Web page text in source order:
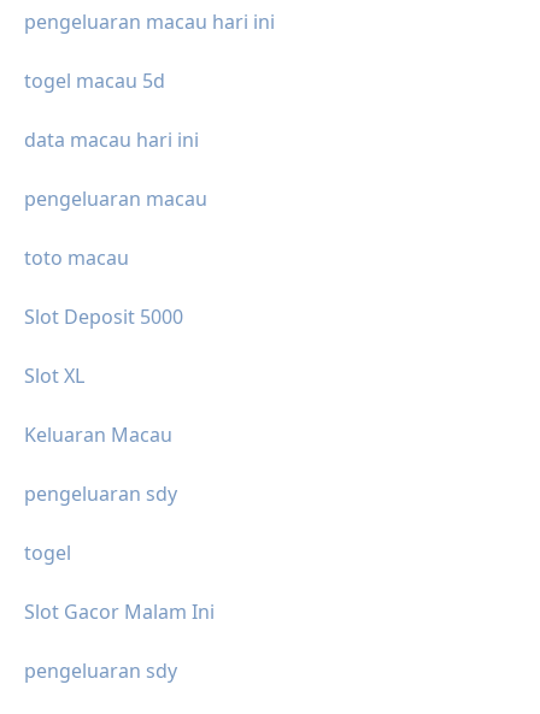
pengeluaran macau hari ini
togel macau 5d
data macau hari ini
pengeluaran macau
toto macau
Slot Deposit 5000
Slot XL
Keluaran Macau
pengeluaran sdy
togel
Slot Gacor Malam Ini
pengeluaran sdy